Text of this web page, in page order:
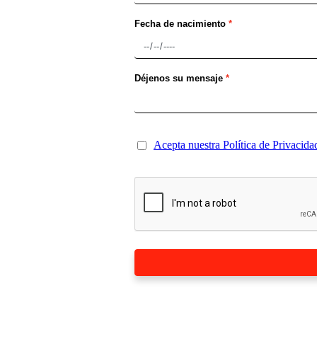
Fecha de nacimiento
Déjenos su mensaje
Acepta nuestra Política de